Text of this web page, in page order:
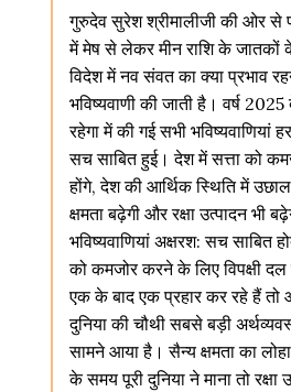
गुरुदेव सुरेश श्रीमालीजी की ओर से
में मेष से लेकर मीन राशि के जातकों
विदेश में नव संवत का क्या प्रभाव
भविष्यवाणी की जाती है। वर्ष
रहेगा में की गई सभी भविष्यवाणियां
सच साबित हुई। देश में सत्ता को
होंगे, देश की आर्थिक स्थिति में
क्षमता बढ़ेगी और रक्षा उत्पादन भी
भविष्यवाणियां अक्षरश: सच साबित
को कमजोर करने के लिए विपक्षी
एक के बाद एक प्रहार कर रहे हैं तो
दुनिया की चौथी सबसे बड़ी
सामने आया है। सैन्य क्षमता का
के समय पूरी दुनिया ने माना तो रक्षा